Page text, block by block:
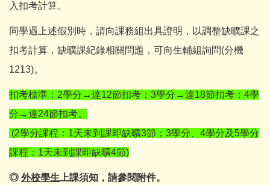
入扣考計算。
同學遇上述假別時，請向課務組出具證明，以調整缺曠課之
扣考計算，缺曠課紀錄相關問題，可向生輔組詢問(分機
1213)。
扣考標準：2學分→達12節扣考；3學分→達18節扣考；4學
分→達24節扣考。
(2學分課程：1天未到課即缺曠3節；3學分、4學分及5學分
課程：1天未到課即缺曠4節)
◎ 外校學生 上課須知，請參閱附件。